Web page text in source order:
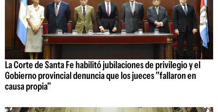
La Corte de Santa Fe habilitó jubilaciones de privilegio y el
Gobierno provincial denuncia que los jueces "fallaron en
causa propia"